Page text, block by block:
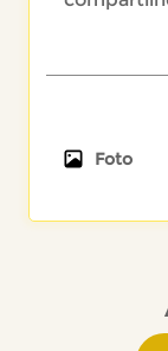
Foto